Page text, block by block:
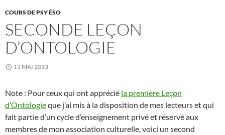
COURS DE PSY ÉSO
SECONDE LEÇON
D’ONTOLOGIE
11 MAI 2013
Note : Pour ceux qui ont apprécié la première Leçon
d’Ontologieque j’ai mis à la disposition de mes lecteurs et qui
fait partie d’un cycle d’enseignement privé et réservé aux
membres de mon association culturelle, voici un second